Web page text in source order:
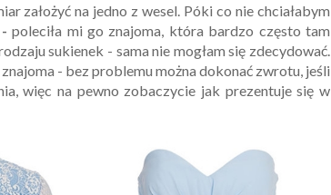
założyć na jedno z wesel. Póki co nie chciałabym
poleciła mi go znajoma, która bardzo często tam
sukienek - sama nie mogłam się zdecydować.
- bez problemu można dokonać zwrotu, jeśli
więc na pewno zobaczycie jak prezentuje się w